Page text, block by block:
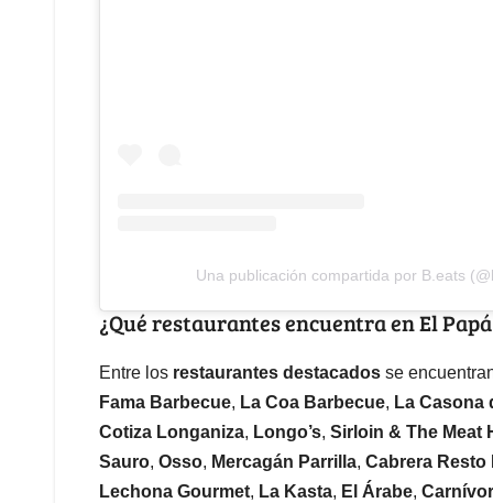
Una publicación compartida por B.eats
¿Qué restaurantes encuentra en El
Entre los restaurantes destacados se
Fama Barbecue, La Coa Barbecue, La Casona
Cotiza Longaniza, Longo’s, Sirloin & The Meat
Sauro, Osso, Mercagán Parrilla, Cabrera Resto
Lechona Gourmet, La Kasta, El Árabe,